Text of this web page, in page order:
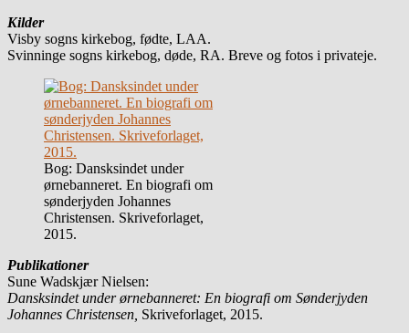
Kilder
Visby sogns kirkebog, fødte, LAA.
Svinninge sogns kirkebog, døde, RA. Breve og fotos i privateje.
Bog: Dansksindet under
ørnebanneret. En biografi om
sønderjyden Johannes
Christensen. Skriveforlaget,
2015.
Publikationer
Sune Wadskjær Nielsen:
Dansksindet under ørnebanneret: En biografi om Sønderjyden
Johannes Christensen Skriveforlaget, 2015.